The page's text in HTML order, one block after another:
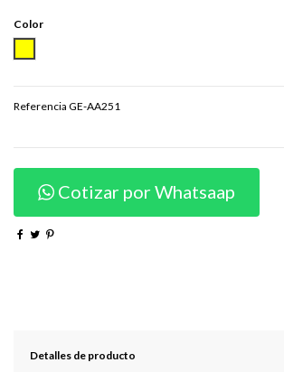
Color
Referencia GE-AA251
Cotizar por Whatsaap
Detalles de producto